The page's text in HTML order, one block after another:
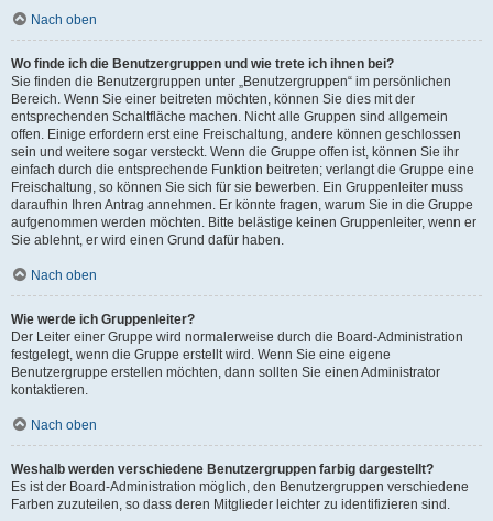
Nach oben
Wo finde ich die Benutzergruppen und wie trete ich ihnen bei?
Sie finden die Benutzergruppen unter „Benutzergruppen“ im persönlichen
Bereich. Wenn Sie einer beitreten möchten, können Sie dies mit der
entsprechenden Schaltfläche machen. Nicht alle Gruppen sind allgemein
offen. Einige erfordern erst eine Freischaltung, andere können geschlossen
sein und weitere sogar versteckt. Wenn die Gruppe offen ist, können Sie ihr
einfach durch die entsprechende Funktion beitreten; verlangt die Gruppe eine
Freischaltung, so können Sie sich für sie bewerben. Ein Gruppenleiter muss
daraufhin Ihren Antrag annehmen. Er könnte fragen, warum Sie in die Gruppe
aufgenommen werden möchten. Bitte belästige keinen Gruppenleiter, wenn er
Sie ablehnt, er wird einen Grund dafür haben.
Nach oben
Wie werde ich Gruppenleiter?
Der Leiter einer Gruppe wird normalerweise durch die Board-Administration
festgelegt, wenn die Gruppe erstellt wird. Wenn Sie eine eigene
Benutzergruppe erstellen möchten, dann sollten Sie einen Administrator
kontaktieren.
Nach oben
Weshalb werden verschiedene Benutzergruppen farbig dargestellt?
Es ist der Board-Administration möglich, den Benutzergruppen verschiedene
Farben zuzuteilen, so dass deren Mitglieder leichter zu identifizieren sind.